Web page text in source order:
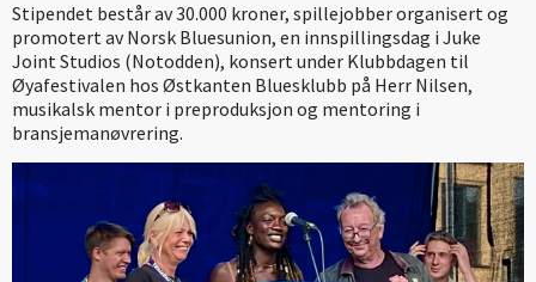
Stipendet består av 30.000 kroner, spillejobber organisert og
promotert av Norsk Bluesunion, en innspillingsdag i Juke
Joint Studios (Notodden), konsert under Klubbdagen til
Øyafestivalen hos Østkanten Bluesklubb på Herr Nilsen,
musikalsk mentor i preproduksjon og mentoring i
bransjemanøvrering.